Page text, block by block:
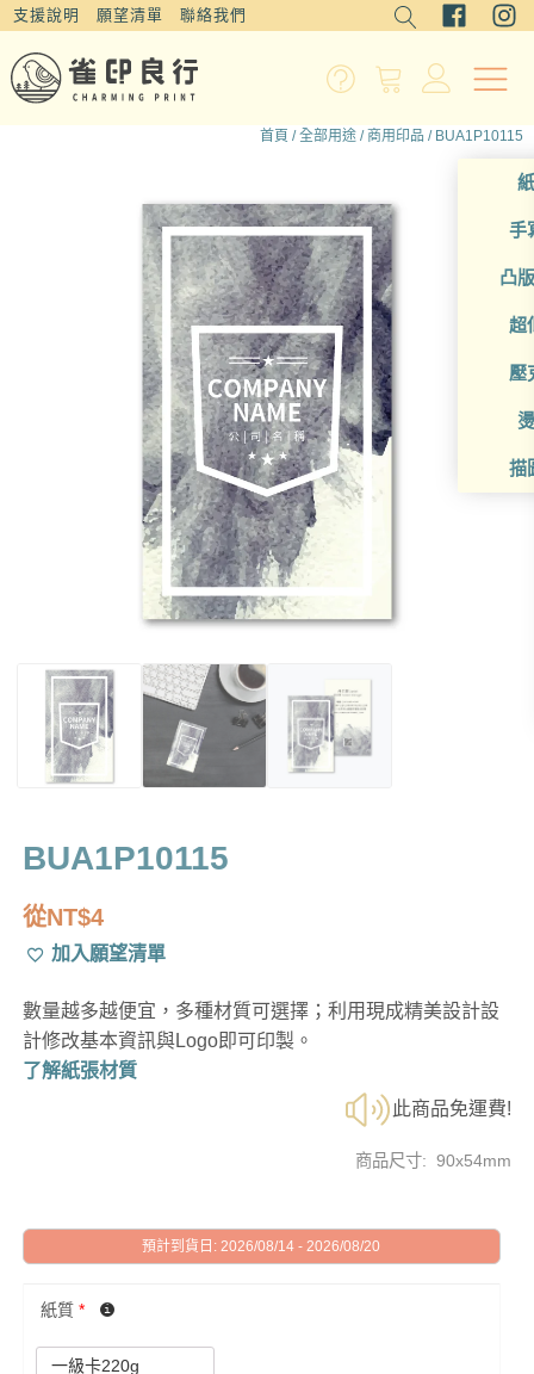
支援說明 願望清單 聯絡我們
手
凸
超
壓
描
首頁 /全部用途 / 商用印品 / BUA1P10115
BUA1P10115
從NT$4
加入願望清單
數量越多越便宜，多種材質可選擇；利用現成精美設計設
計修改基本資訊與Logo即可印製。
了解紙張材質
此商品免運費!
商品尺寸: 90x54mm
預計到貨日: 2026/08/14 - 2026/08/20
紙質 *